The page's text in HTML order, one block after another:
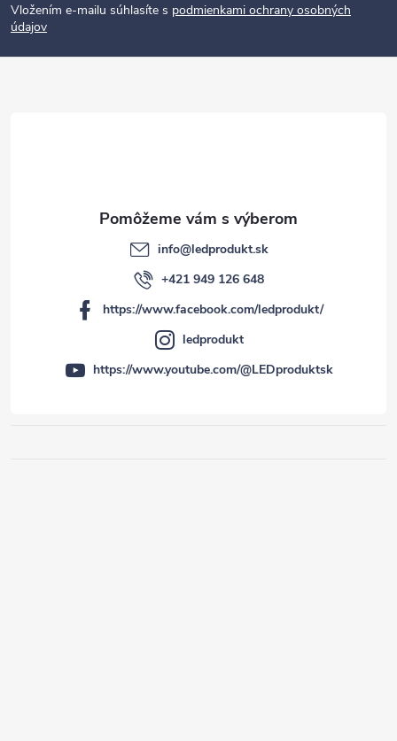
t
Vložením e-mailu súhlasíte s podmienkami ochrany osobných
údajov
info@ledprodukt.sk
+421 949 126 648
https://www.facebook.com/ledprodukt/
ledprodukt
https://www.youtube.com/@LEDproduktsk